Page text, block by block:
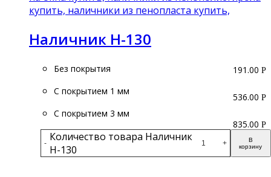
Наличник Н-130
Без покрытия
С покрытием 1 мм
С покрытием 3 мм
- Количество товара Наличник
Н-130
+
В
корзину
191.00 Р
536.00 Р
835.00 Р